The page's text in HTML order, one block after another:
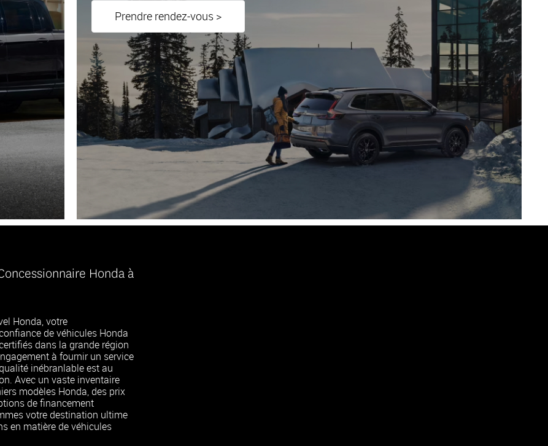
Prendre rendez-vous >
Honda à
Honda, votre
de véhicules Honda
dans la grande région
à fournir un service
inébranlable est au
Avec un vaste inventaire
modèles Honda, des prix
de financement
votre destination ultime
en matière de véhicules